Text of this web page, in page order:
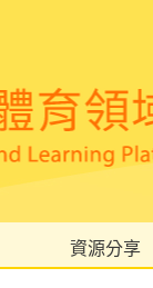
資源分享